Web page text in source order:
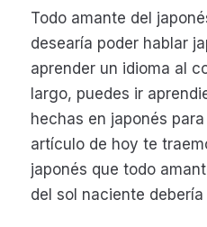
Todo amante del
desearía poder hablar
aprender un idioma al
largo, puedes ir
hechas en japonés
artículo de hoy te
japonés que todo
del sol naciente debería